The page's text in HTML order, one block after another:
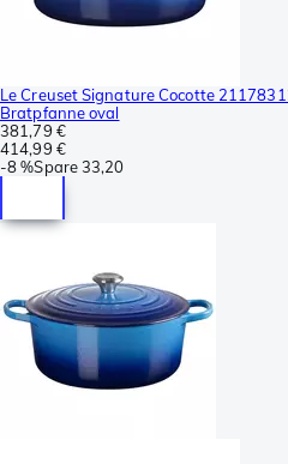
Le Creuset Signature Cocotte
Bratpfanne oval
381,79 €
414,99 €
-8 %Spare33,20